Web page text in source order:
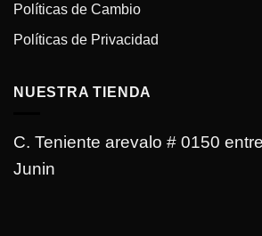
Políticas de Cambio
Políticas de Privacidad
NUESTRA TIENDA
C. Teniente arevalo # 0150
Junin